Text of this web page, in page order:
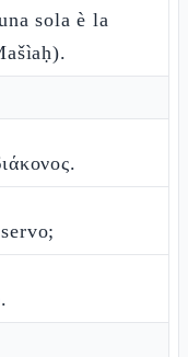
sola è la
.